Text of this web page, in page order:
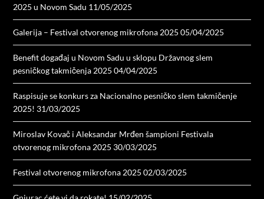
2025 u Novom Sadu 11/05/2025
Galerija – Festival otvorenog mikrofona 2025 05/04/2025
Benefit događaj u Novom Sadu u sklopu Državnog slem
pesničkog takmičenja 2025 04/04/2025
Raspisuje se konkurs za Nacionalno pesničko slem takmičenje
2025! 31/03/2025
Miroslav Kovač i Aleksandar Mrđen šampioni Festivala
otvorenog mikrofona 2025 30/03/2025
Festival otvorenog mikrofona 2025 02/03/2025